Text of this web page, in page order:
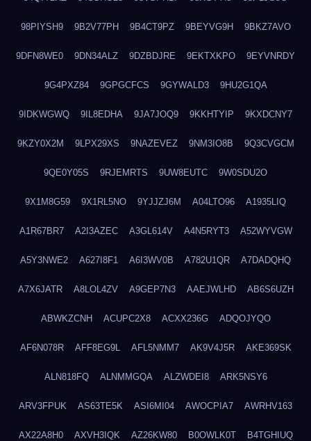
98PIYSH9 9B2V77PH 9B4CT9PZ 9BEYVG9H 9BKZ7AVO
9DFN8WE0 9DN34ALZ 9DZBDJRE 9EKTXKPO 9EYVNRDY
9G4PXZ84 9GPGCFCS 9GYWALD3 9HU2G1QA
9IDKWGWQ 9IL8EDHA 9JA7JOQ9 9KKHTYIP 9KXDCNY7
9KZY0X2M 9LPX29XS 9NAZEVEZ 9NM3IO8B 9Q3CVGCM
9QE0Y05S 9RJEMRTS 9UW8EUTC 9W0SDU2O
9X1M8G59 9X1RL5NO 9YJJZJ6M A04LTO96 A1935LIQ
A1R67BR7 A2I3AZEC A3GL614V A4N5RYT3 A52WYVGW
A5Y3NWE2 A627I8F1 A6I3WV0B A782U1QR A7DADQHQ
A7X6JATR A8LOL4ZV A9GEP7N3 AAEJWLHD AB6S6UZH
ABWKZCNH ACUPC2X8 ACXX236G ADQOJYQO
AF6N078R AFF8EG9L AFL5NMM7 AK9V4J5R AKE369SK
ALN818FQ ALNMMGQA ALZWDEI8 ARK5NSY6
ARV3FPUK AS63TE5K ASI6MI04 AWOCPIA7 AWRHV163
AX22A8H0 AXVH3IQK AZ26KW80 B0OWLK0T B4TGHIUQ